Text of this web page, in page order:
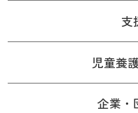
支
児童養
企業・